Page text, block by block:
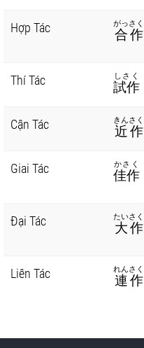
Hợp Tác 合作
がっさく
Thí Tác 試作
しさく
Cận Tác 近作
きんさく
Giai Tác 佳作
かさく
Đại Tác 大作
たいさく
Liên Tác 連作
れんさく